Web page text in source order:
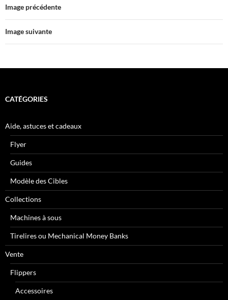
Image précédente
Image suivante
CATÉGORIES
Aide, astuces et cadeaux
Flyer
Guides
Modèle des Cibles
Collections
Machines à sous
Tirelires ou Mechanical Money Banks
Vente
Flippers
Accessoires